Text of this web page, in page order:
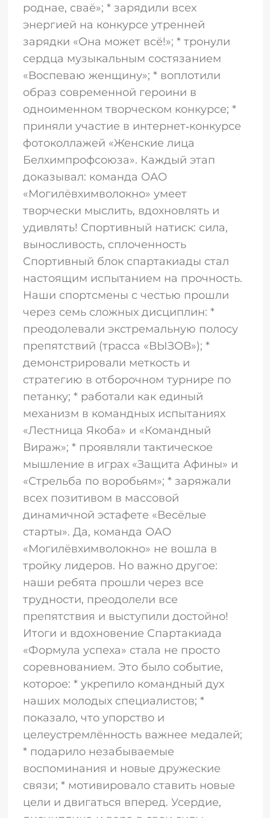
роднае, сваё»; * зарядили всех
энергией на конкурсе утренней
зарядки «Она может всё!»; * тронули
сердца музыкальным состязанием
«Воспеваю женщину»; * воплотили
образ современной героини в
одноименном творческом конкурсе; *
приняли участие в интернет‑конкурсе
фотоколлажей «Женские лица
Белхимпрофсоюза». Каждый этап
доказывал: команда ОАО
«Могилёвхимволокно» умеет
творчески мыслить, вдохновлять и
удивлять! Спортивный натиск: сила,
выносливость, сплоченность
Спортивный блок спартакиады стал
настоящим испытанием на прочность.
Наши спортсмены с честью прошли
через семь сложных дисциплин: *
преодолевали экстремальную полосу
препятствий (трасса «ВЫЗОВ»); *
демонстрировали меткость и
стратегию в отборочном турнире по
петанку; * работали как единый
механизм в командных испытаниях
«Лестница Якоба» и «Командный
Вираж»; * проявляли тактическое
мышление в играх «Защита Афины» и
«Стрельба по воробьям»; * заряжали
всех позитивом в массовой
динамичной эстафете «Весёлые
старты». Да, команда ОАО
«Могилёвхимволокно» не вошла в
тройку лидеров. Но важно другое:
наши ребята прошли через все
трудности, преодолели все
препятствия и выступили достойно!
Итоги и вдохновение Спартакиада
«Формула успеха» стала не просто
соревнованием. Это было событие,
которое: * укрепило командный дух
наших молодых специалистов; *
показало, что упорство и
целеустремлённость важнее медалей;
* подарило незабываемые
воспоминания и новые дружеские
связи; * мотивировало ставить новые
цели и двигаться вперед. Усердие,